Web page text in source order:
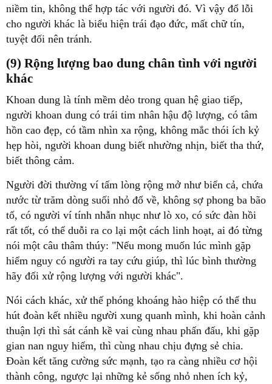
niềm tin, không thể hợp tác với người đó. Vì vậy đổ lỗi
cho người khác là biểu hiện trái đạo đức, mất chữ tín,
tuyệt đối nên tránh.
(9) Rộng lượng bao dung chân tình với người
khác
Khoan dung là tính mềm dẻo trong quan hệ giao tiếp,
người khoan dung có trái tim nhân hậu độ lượng, có tâm
hồn cao đẹp, có tầm nhìn xa rộng, không mắc thói ích kỷ
hẹp hòi, người khoan dung biết nhường nhịn, biết tha thứ,
biết thông cảm.
Người đời thường ví tấm lòng rộng mở như biển cả, chứa
nước từ trăm dòng suối nhỏ đổ về, không sợ phong ba bão
tố, có người ví tính nhẫn nhục như lò xo, có sức đàn hồi
rất tốt, có thể duỗi ra co lại một cách linh hoạt, ai đó từng
nói một câu thâm thúy: "Nếu mong muốn lúc mình gặp
hiểm nguy có người ra tay cứu giúp, thì lúc bình thường
hãy đối xử rộng lượng với người khác".
Nói cách khác, xử thế phóng khoáng hào hiệp có thể thu
hút đoàn kết nhiều người xung quanh mình, khi hoàn cảnh
thuận lợi thì sát cánh kề vai cùng nhau phấn đấu, khi gặp
gian nan nguy hiểm, thì cùng nhau chịu đựng sẻ chia.
Đoàn kết tăng cường sức mạnh, tạo ra càng nhiều cơ hội
thành công, ngược lại những kẻ sống nhỏ nhen ích kỷ,